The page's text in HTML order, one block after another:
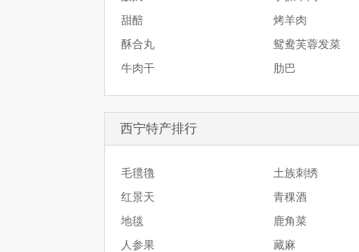
甜醅
烤羊肉
酥合丸
鸳鸯芙蓉发菜
牛肉干
肋巴
西宁特产排行
毛氆氇
土族刺绣
红景天
青稞酒
地毯
鹿角菜
人参果
藏麻